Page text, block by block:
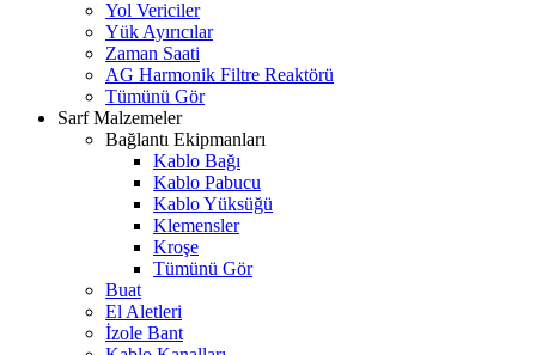
Yol Vericiler
Yük Ayırıcılar
Zaman Saati
AG Harmonik Filtre Reaktörü
Tümünü Gör
Sarf Malzemeler
Bağlantı Ekipmanları
Kablo Bağı
Kablo Pabucu
Kablo Yüksüğü
Klemensler
Kroşe
Tümünü Gör
Buat
El Aletleri
İzole Bant